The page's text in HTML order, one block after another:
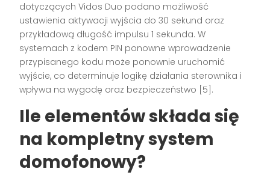
dotyczących Vidos Duo podano możliwość
ustawienia aktywacji wyjścia do 30 sekund oraz
przykładową długość impulsu 1 sekunda. W
systemach z kodem PIN ponowne wprowadzenie
przypisanego kodu może ponownie uruchomić
wyjście, co determinuje logikę działania sterownika i
wpływa na wygodę oraz bezpieczeństwo [5].
Ile elementów składa się
na kompletny system
domofonowy?